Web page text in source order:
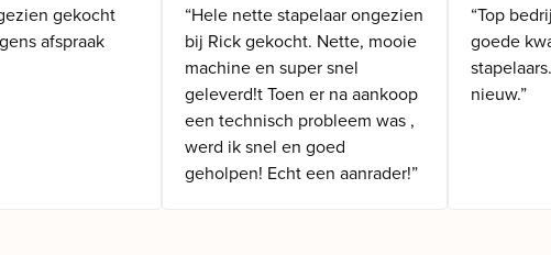
gekocht
afspraak
“Hele nette stapelaar ongezien
bij Rick gekocht. Nette, mooie
machine en super snel
geleverd!t Toen er na aankoop
een technisch probleem was ,
werd ik snel en goed
geholpen! Echt een aanrader!”
“Top
goede
nieuw.”